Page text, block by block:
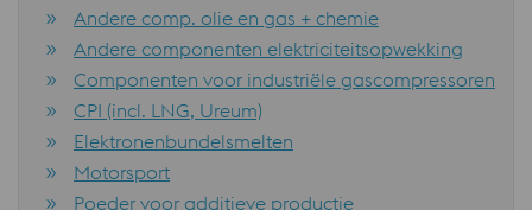
Andere comp. olie en gas + chemie
Andere componenten elektriciteitsopwekking
Componenten voor industriële gascompressoren
CPI (incl. LNG, Ureum)
Elektronenbundelsmelten
Motorsport
Poeder voor additieve productie